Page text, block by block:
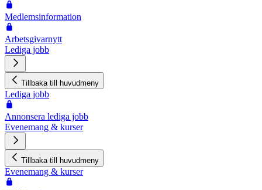
Medlemsinformation
Arbetsgivarnytt
Lediga jobb
Tillbaka till huvudmeny
Lediga jobb
Annonsera lediga jobb
Evenemang & kurser
Tillbaka till huvudmeny
Evenemang & kurser